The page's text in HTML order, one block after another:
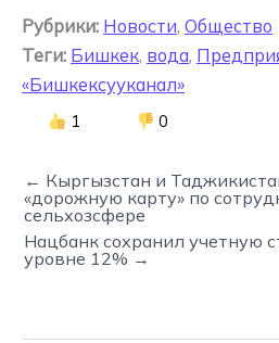
Рубрики: Новости, Общество
Теги: Бишкек, вода,
«Бишкексууканал»
1 0
← Кыргызстан и
«дорожную карту» по
сельхозсфере
Нацбанк сохранил учетную
уровне 12% →